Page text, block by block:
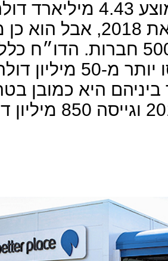
פעילות ומאז 2013 גוייסו בממוצע
שנה. הדו״ח אמנם אינו כולל את 2018,
שלפי הערכות יסגרו השנה כ-500 חברות.
רשימה של תשע חברות שגייסו יותר
היא כמובן
שפעלה בין השנים 2007 ל-